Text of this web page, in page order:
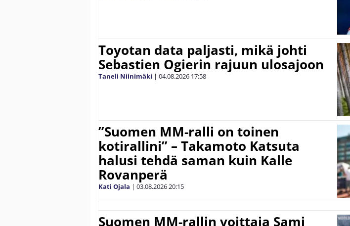
Toyotan data paljasti, mikä johti
Sebastien Ogierin rajuun ulosajoon
Taneli Niinimäki | 04.08.2026 17:58
”Suomen MM-ralli on toinen
kotirallini” – Takamoto Katsuta
halusi tehdä saman kuin Kalle
Rovanperä
Kati Ojala | 03.08.202620:15
Suomen MM-rallin voittaja Sami